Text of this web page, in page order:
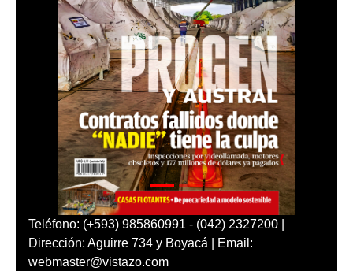
Teléfono: (+593) 985860991 - (042) 2327200 |
Dirección: Aguirre 734 y Boyacá | Email:
webmaster@vistazo.com